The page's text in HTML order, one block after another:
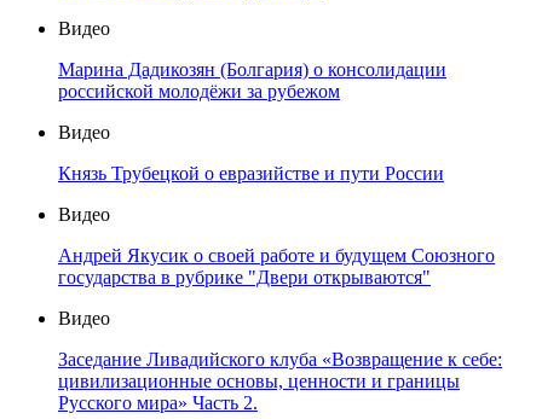
Видео
Марина Дадикозян (Болгария) о консолидации
российской молодёжи за рубежом
Видео
Князь Трубецкой о евразийстве и пути России
Видео
Андрей Якусик о своей работе и будущем Союзного
государства в рубрике "Двери открываются"
Видео
Заседание Ливадийского клуба «Возвращение к себе:
цивилизационные основы, ценности и границы
Русского мира» Часть 2.